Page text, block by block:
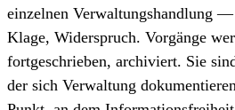
einzelnen Verwaltungs­handlung
Klage, Widerspruch. Vorgänge
fortgeschrieben, archiviert. Sie
der sich Verwaltung